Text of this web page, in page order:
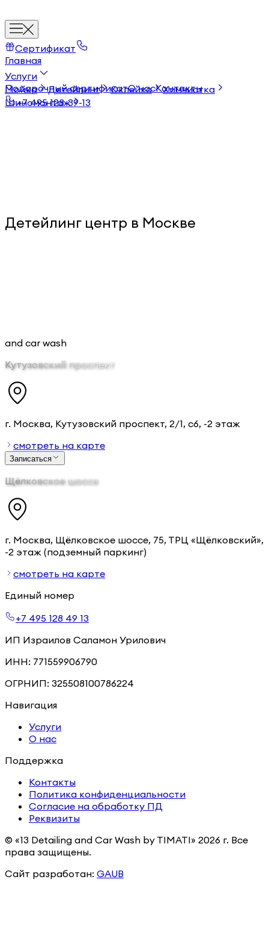
Сертификат
Главная
Услуги
Мойка
Детейлинг Оклейка
Химчистка
Шиномонтаж
Подарочный сертификатО насКонтакты
+7 495 128-39-13
Детейлинг центр в Москве
and car wash
Кутузовский проспект
г. Москва, Кутузовский проспект, 2/1, с6, -2 этаж
смотреть на карте
Записаться
Щёлковское шоссе
г. Москва, Щёлковское шоссе, 75, ТРЦ «Щёлковский»,
-2 этаж (подземный паркинг)
смотреть на карте
Единый номер
+7 495 128 49 13
ИП Израилов Саламон Урилович
ИНН: 771559906790
ОГРНИП: 325508100786224
Навигация
Услуги
О нас
Поддержка
Контакты
Политика конфиденциальности
Согласие на обработку ПД
Реквизиты
© «13 Detailing and Car Wash by TIMATI» 2026 г. Все
права защищены.
Сайт разработан: GAUB